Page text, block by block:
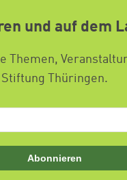
und auf dem
Stiftung Thüringen.
Abonnieren